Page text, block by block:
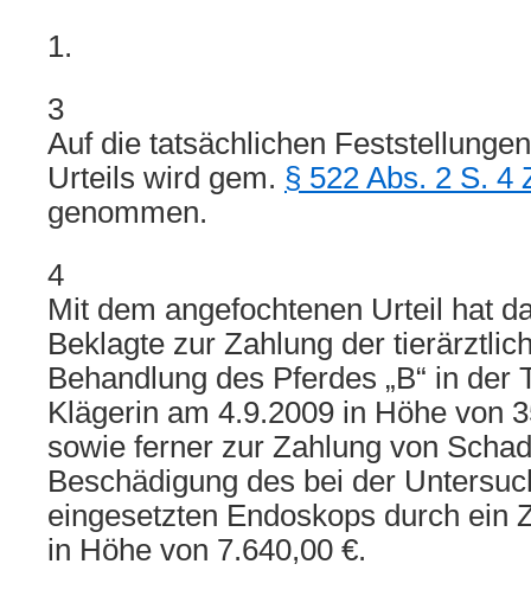
1.
3
Auf die tatsächlichen
Urteils wird gem. § 522 Abs. 2 S. 4
genommen.
4
Mit dem angefochtenen Urteil hat
Beklagte zur Zahlung der
Behandlung des Pferdes „B“ in der
Klägerin am 4.9.2009 in Höhe von
sowie ferner zur Zahlung von
Beschädigung des bei der
eingesetzten Endoskops durch ein
in Höhe von 7.640,00 €.